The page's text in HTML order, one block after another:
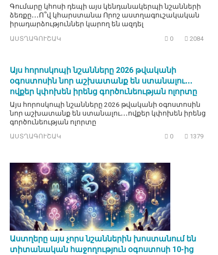
Գումարը կհոսի դեպի այս կենդանակերպի նշանների
ձեռքը․․․Ո՞վ կհարստանա Որոշ աստղագուշակական
իրադարձություններ կարող են ազդել
ԱՍՏՂԱԳՈՒՇԱԿ 0 2084
Այս հորոսկոպի նշանները 2026 թվականի
օգոստոսին նոր աշխատանք են ստանալու․․․
ովքեր կփոխեն իրենց գործունեության ոլորտը
Այս հորոսկոպի նշանները 2026 թվականի օգոստոսին
նոր աշխատանք են ստանալու․․․ովքեր կփոխեն իրենց
գործունեության ոլորտը
ԱՍՏՂԱԳՈՒՇԱԿ 0 1379
Աստղերը այս չորս նշաններին խոստանում են
տիտանական հաջողություն օգոստոսի 10-ից